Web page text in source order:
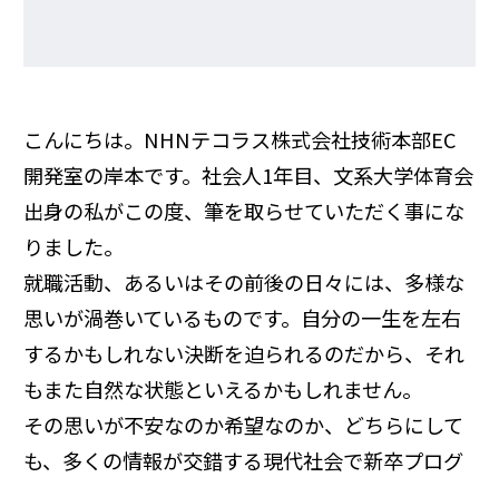
こんにちは。NHNテコラス株式会社技術本部EC
開発室の岸本です。社会人1年目、文系大学体育会
出身の私がこの度、筆を取らせていただく事にな
りました。
就職活動、あるいはその前後の日々には、多様な
思いが渦巻いているものです。自分の一生を左右
するかもしれない決断を迫られるのだから、それ
もまた自然な状態といえるかもしれません。
その思いが不安なのか希望なのか、どちらにして
も、多くの情報が交錯する現代社会で新卒プログ